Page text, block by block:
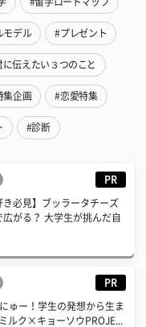
モデル #プレゼント
に伝えたい３つのこと
集企画 #恋愛特集
#診断
PR
き必見】ブッラータチーズ
広がる？ 大学生が挑んだ自
PR
ゅー！学生の発想から生ま
ルク×キョーソウPROJE...